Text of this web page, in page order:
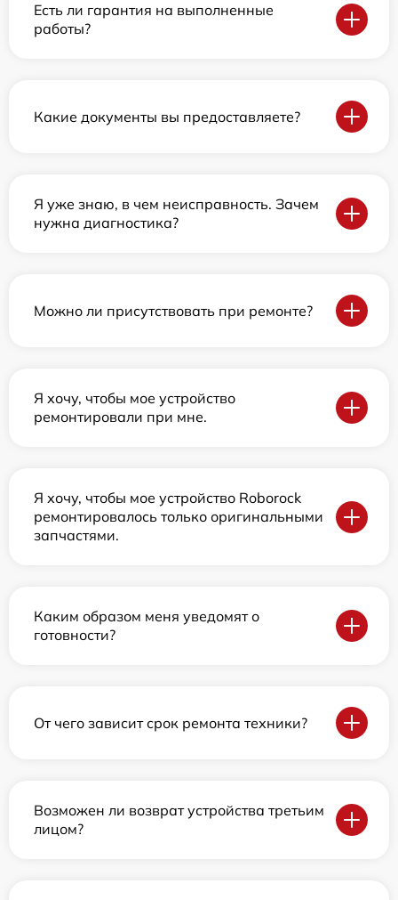
Есть ли гарантия на выполненные
работы?
Какие документы вы предоставляете?
Я уже знаю, в чем неисправность. Зачем
нужна диагностика?
Можно ли присутствовать при ремонте?
Я хочу, чтобы мое устройство
ремонтировали при мне.
Я хочу, чтобы мое устройство Roborock
ремонтировалось только оригинальными
запчастями.
Каким образом меня уведомят о
готовности?
От чего зависит срок ремонта техники?
Возможен ли возврат устройства третьим
лицом?